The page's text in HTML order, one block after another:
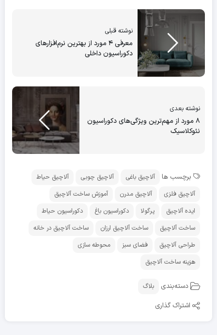
نوشته قبلی
معرفی ۴ مورد از بهترین نرم‌افزارهای
دکوراسیون داخلی
نوشته بعدی
۸ مورد از مهم‌ترین ویژگی‌های دکوراسیون
نئوکلاسیک
برچسب ها آلاچیق باغی آلاچیق چوبی
آلاچیق حیاط
آلاچیق فلزی
آلاچیق مدرن
آموزش ساخت آلاچیق
ایده آلاچیق
پرگولا دکوراسیون باغ
دکوراسیون حیاط
ساخت آلاچیق
ساخت آلاچیق ارزان
ساخت آلاچیق در خانه
طراحی آلاچیق
فضای سبز
محوطه سازی
هزینه ساخت آلاچیق
دسته‌بندی بلاگ
اشتراک گذاری